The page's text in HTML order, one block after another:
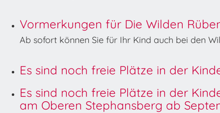
Vormerkungen für Die Wilden
Ab sofort können Sie für Ihr Kind auch bei den
Es sind noch freie Plätze in der
Es sind noch freie Plätze in der
am Oberen Stephansberg ab